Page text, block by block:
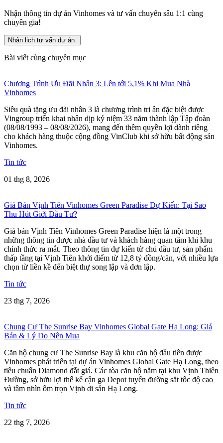
Nhận thông tin dự án Vinhomes và tư vấn chuyên sâu 1:1 cùng
chuyên gia!
Nhận lịch tư vấn dự án
Bài viết cùng chuyên mục
Chương Trình Ưu Đãi Nhân 3: Lên tới 5,1% Khi Mua Nhà
Vinhomes
Siêu quà tặng ưu đãi nhân 3 là chương trình tri ân đặc biệt được
Vingroup triển khai nhân dịp kỷ niệm 33 năm thành lập Tập đoàn
(08/08/1993 – 08/08/2026), mang đến thêm quyền lợi dành riêng
cho khách hàng thuộc cộng đồng VinClub khi sở hữu bất động sản
Vinhomes.
Tin tức
01 thg 8, 2026
Giá Bán Vịnh Tiên Vinhomes Green Paradise Dự Kiến: Tại Sao
Thu Hút Giới Đầu Tư?
Giá bán Vịnh Tiên Vinhomes Green Paradise hiện là một trong
những thông tin được nhà đầu tư và khách hàng quan tâm khi khu
chính thức ra mắt. Theo thông tin dự kiến từ chủ đầu tư, sản phẩm
thấp tầng tại Vịnh Tiên khởi điểm từ 12,8 tỷ đồng/căn, với nhiều lựa
chọn từ liền kề đến biệt thự song lập và đơn lập.
Tin tức
23 thg 7, 2026
Chung Cư The Sunrise Bay Vinhomes Global Gate Hạ Long: Giá
Bán & Lý Do Nên Mua
Căn hộ chung cư The Sunrise Bay là khu căn hộ đầu tiên được
Vinhomes phát triển tại dự án Vinhomes Global Gate Hạ Long, theo
tiêu chuẩn Diamond đắt giá. Các tòa căn hộ nằm tại khu Vịnh Thiên
Đường, sở hữu lợi thế kế cận ga Depot tuyến đường sắt tốc độ cao
và tầm nhìn ôm trọn Vịnh di sản Hạ Long.
Tin tức
22 thg 7, 2026